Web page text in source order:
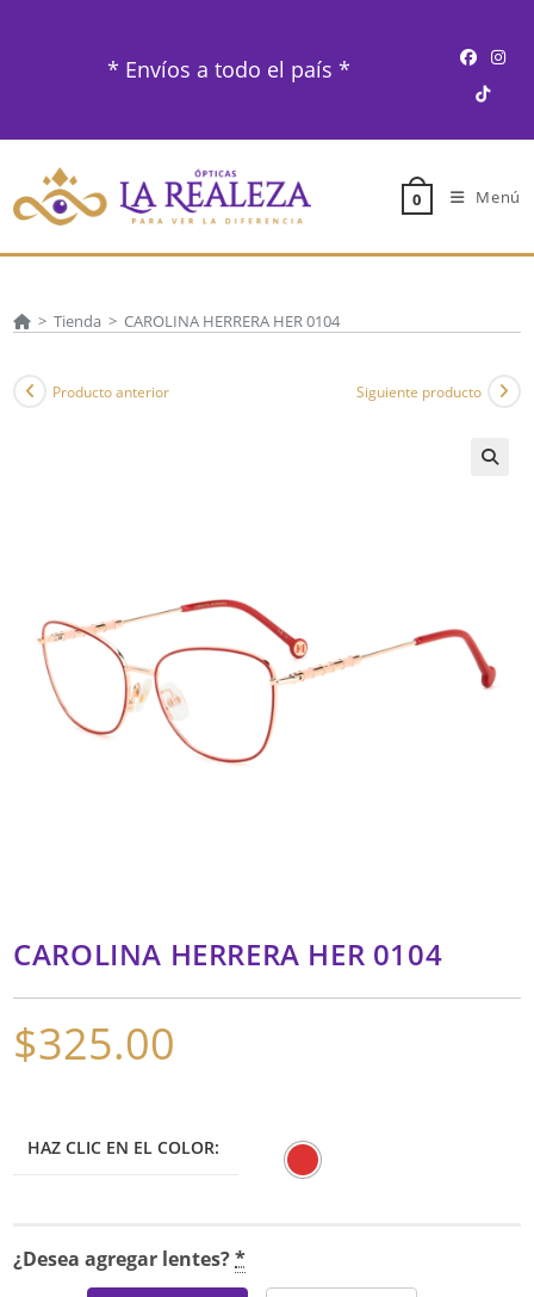
* Envíos a todo el país *
0 Menú
> Tienda > CAROLINA HERRERA HER 0104
Producto anterior Siguiente producto
CAROLINA HERRERA HER 0104
$325.00
HAZ CLIC EN EL COLOR:
¿Desea agregar lentes?*